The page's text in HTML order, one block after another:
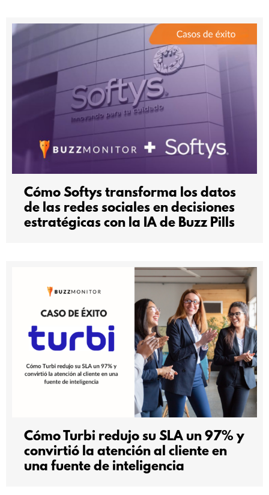
Cómo Softys transforma los datos
de las redes sociales en decisiones
estratégicas con la IA de Buzz Pills
Cómo Turbi redujo su SLA un 97% y
convirtió la atención al cliente en
una fuente de inteligencia